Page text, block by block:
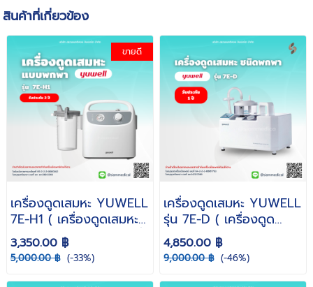
สินค้าที่เกี่ยวข้อง
ขายดี
เครื่องดูดเสมหะ YUWELL
7E-H1 ( เครื่องดูดเสมหะผู้
ป่วยติดเตียง ดูดเสมหะ ที่
ดูดเสมหะ พกพา ดูดเสมหะ
ในคอ )
3,350.00 ฿
5,000.00 ฿ (-33%)
เครื่องดูดเสมหะ YUWELL
รุ่น 7E-D ( เครื่องดูด
เสมหะผู้ป่วยติดเตียง ดูด
เสมหะ ที่ดูดเสมหะ พกพา
ดูดเสมหะในคอ )
4,850.00 ฿
9,000.00 ฿ (-46%)